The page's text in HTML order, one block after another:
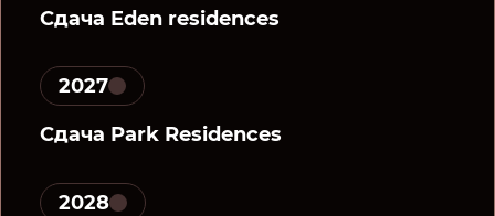
Сдача Eden residences
2027
Сдача Park Residences
2028